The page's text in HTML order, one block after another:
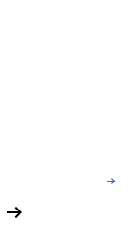
arrow_right_alt
arrow_right_alt